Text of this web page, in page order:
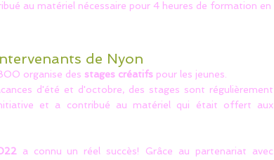
au matériel nécessaire pour 4 heures de formation en
de Nyon
organise des stages créatifs pour les jeunes.
d'été et d'octobre, des stages sont régulièrement
et a contribué au matériel qui était offert aux
a connu un réel succès! Grâce au partenariat avec